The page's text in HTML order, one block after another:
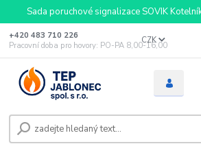
Sada poruchové signalizace SOVIK
CZK
+420 483 710 226
Pracovní doba pro hovory: PO-PA 8,00-16,00